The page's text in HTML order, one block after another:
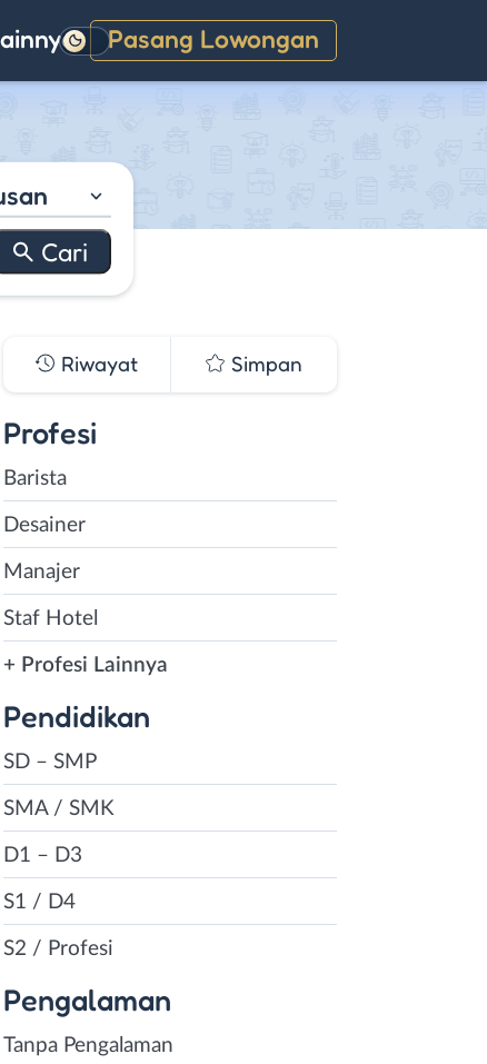
Pasang Lowongan
Gelap
Riwayat Simpan
Profesi
Barista
Desainer
Manajer
Staf Hotel
+ Profesi Lainnya
Pendidikan
SD – SMP
SMA / SMK
D1 – D3
S1 / D4
S2 / Profesi
Pengalaman
Tanpa Pengalaman